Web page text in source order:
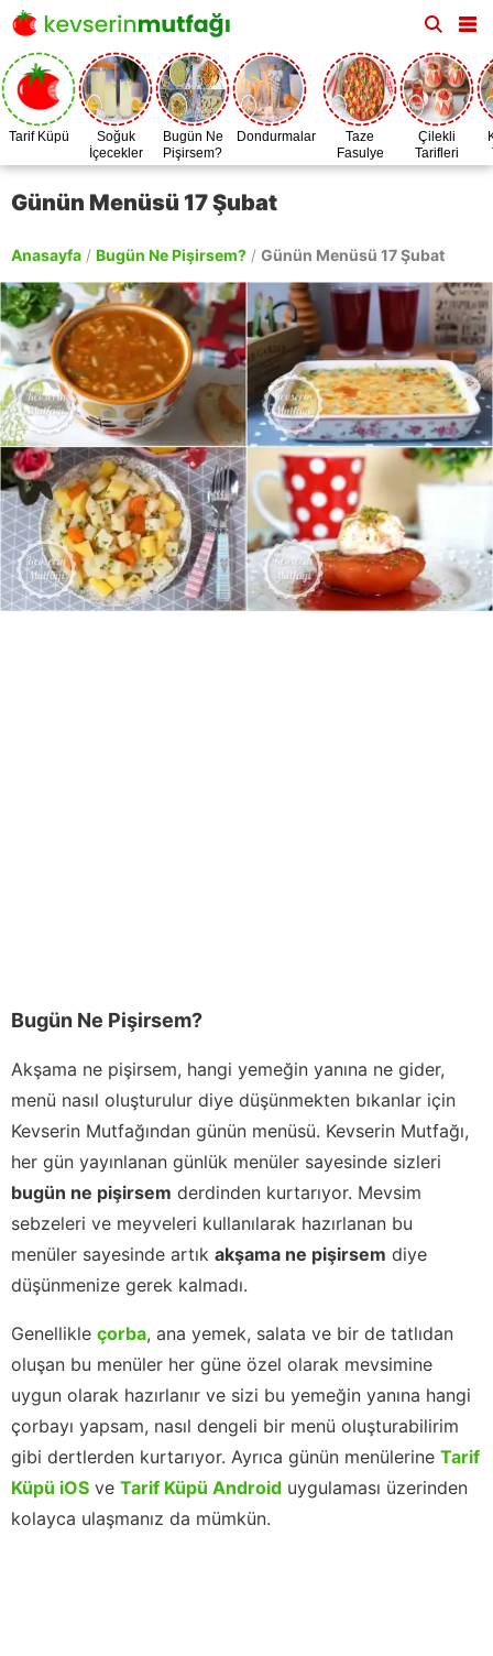
Tarif Küpü
Soğuk
İçecekler
Bugün Ne
Pişirsem?
Dondurmalar
Taze
Fasulye
Zamanı
Çilekli
Tarifleri
Günün Menüsü 17 Şubat
Anasayfa / Bugün Ne Pişirsem? / Günün Menüsü 17 Şubat
Bugün Ne Pişirsem?
Akşama ne pişirsem, hangi yemeğin yanına ne gider,
menü nasıl oluşturulur diye düşünmekten bıkanlar için
Kevserin Mutfağından günün menüsü. Kevserin Mutfağı,
her gün yayınlanan günlük menüler sayesinde sizleri
bugün ne pişirsem derdinden kurtarıyor. Mevsim
sebzeleri ve meyveleri kullanılarak hazırlanan bu
menüler sayesinde artık akşama ne pişirsem diye
düşünmenize gerek kalmadı.
Genellikle çorba, ana yemek, salata ve bir de tatlıdan
oluşan bu menüler her güne özel olarak mevsimine
uygun olarak hazırlanır ve sizi bu yemeğin yanına hangi
çorbayı yapsam, nasıl dengeli bir menü oluşturabilirim
gibi dertlerden kurtarıyor. Ayrıca günün menülerine Tarif
Küpü iOS ve Tarif Küpü Android uygulaması üzerinden
kolayca ulaşmanız da mümkün.